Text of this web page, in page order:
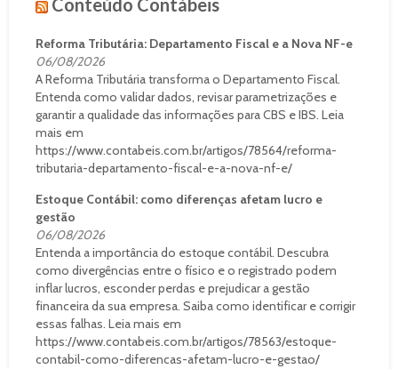
Conteúdo Contábeis
Reforma Tributária: Departamento Fiscal e a Nova NF-e
06/08/2026
A Reforma Tributária transforma o Departamento Fiscal.
Entenda como validar dados, revisar parametrizações e
garantir a qualidade das informações para CBS e IBS. Leia
mais em
https://www.contabeis.com.br/artigos/78564/reforma-
tributaria-departamento-fiscal-e-a-nova-nf-e/
Estoque Contábil: como diferenças afetam lucro e
gestão
06/08/2026
Entenda a importância do estoque contábil. Descubra
como divergências entre o físico e o registrado podem
inflar lucros, esconder perdas e prejudicar a gestão
financeira da sua empresa. Saiba como identificar e corrigir
essas falhas. Leia mais em
https://www.contabeis.com.br/artigos/78563/estoque-
contabil-como-diferencas-afetam-lucro-e-gestao/